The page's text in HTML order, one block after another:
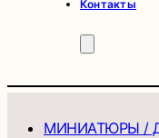
Контакты
МИНИАТЮРЫ /